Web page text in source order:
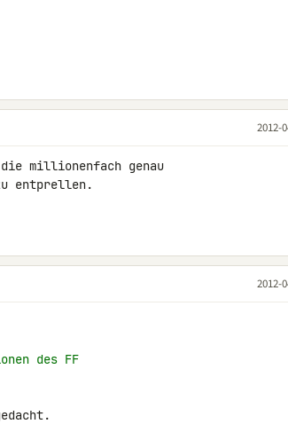
2012-
millionenfach genau
entprellen.
2012-
des FF